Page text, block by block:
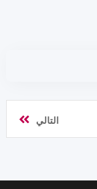
التالي